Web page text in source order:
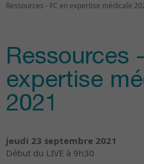
Ressources - FC en expertise médicale
Ressources
expertise
2021
jeudi 23 septembre 2021
Début du LIVE à 9h30